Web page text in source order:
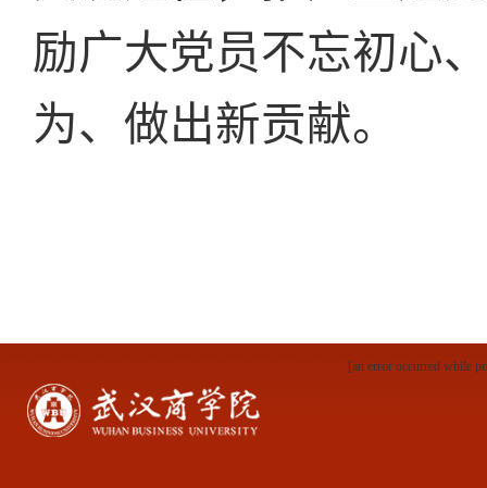
励广大党员不忘初心
为、做出新贡献。
[an error occurred while